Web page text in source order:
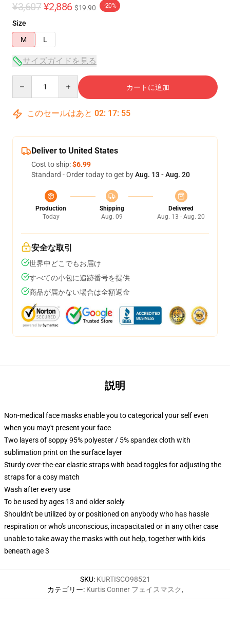
¥3,607 ¥2,886 $19.90 -20%
Size
M
L
サイズガイドを見る
カートに追加
このセールはあと 02: 17: 54
Deliver to United States
Cost to ship:$6.99
Standard - Order today to get byAug. 13 - Aug. 20
Production
Today
Shipping
Aug. 09
Delivered
Aug. 13 - Aug. 20
安全な取引
世界中どこでもお届け
すべての小包に追跡番号を提供
商品が届かない場合は全額返金
説明
Non-medical face masks enable you to categorical your self even
when you may't present your face
Two layers of soppy 95% polyester / 5% spandex cloth with
sublimation print on the surface layer
Sturdy over-the-ear elastic straps with bead toggles for adjusting the
straps for a cosy match
Wash after every use
To be used by ages 13 and older solely
Shouldn't be utilized by or positioned on anybody who has hassle
respiration or who's unconscious, incapacitated or in any other case
unable to take away the masks with out help, together with kids
beneath age 3
SKU: KURTISCO98521
カテゴリー: Kurtis Conner フェイスマスク,